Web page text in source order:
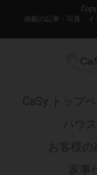
掲載の記事・写真・イ
CaSy トップペ
ハウ
お客様の声
家事